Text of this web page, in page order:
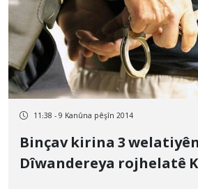
11:38 - 9 Kanûna pêşîn 2014
Binçav kirina 3
Dîwandereya rojhelatê